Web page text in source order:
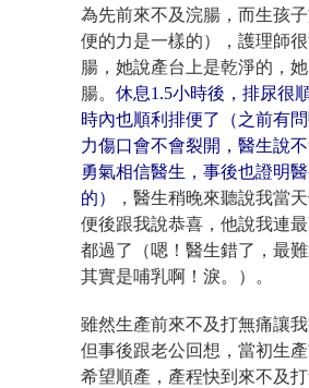
為先前來不及浣腸，而生孩
便的力是一樣的），護理師
腸，她說產台上是乾淨的，
腸。 休息1.5小時後，排尿很
時內也順利排便了（之前有
力傷口會不會裂開，醫生說
勇氣相信醫生，事後也證明
的）
，醫生稍晚來聽說我當
便後跟我說恭喜，他說我連
都過了（嗯！醫生錯了，最難
其實是哺乳啊！淚。）。
雖然生產前來不及打無痛讓我
但事後跟老公回想，當初生
希望順產，產程快到來不及